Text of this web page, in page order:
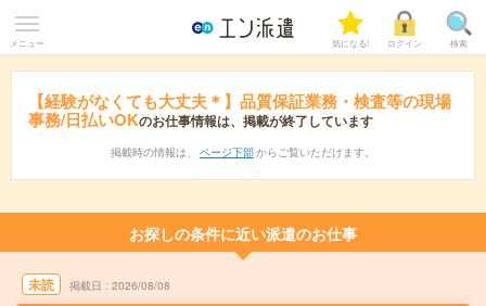
メニュー 気になる! ログイン 検索
【経験がなくても大丈夫＊】品質保証業務・検査等の現場
事務/日払いOKのお仕事情報は、掲載が終了しています
掲載時の情報は、 ページ下部 からご覧いただけます。
お探しの条件に近い派遣のお仕事
未読 掲載日 2026/08/08